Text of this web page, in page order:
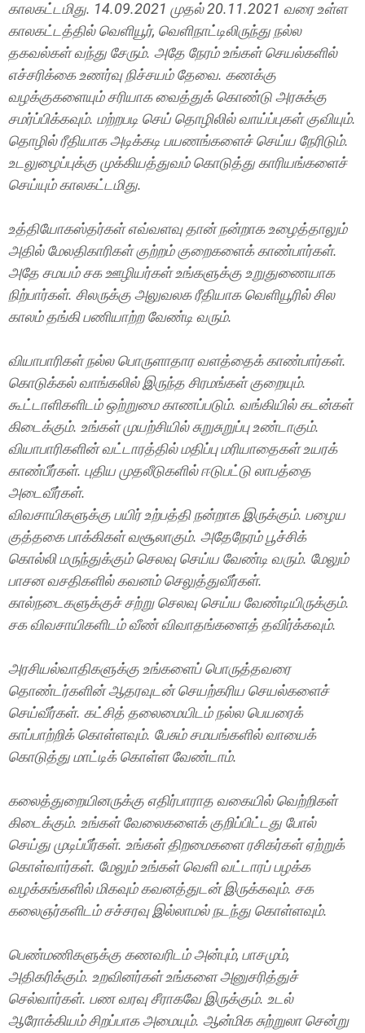
காலகட்டமிது. 14.09.2021 முதல் 20.11.2021 வரை உள்ள
காலகட்டத்தில் வெளியூர், வெளிநாட்டிலிருந்து நல்ல
தகவல்கள் வந்து சேரும். அதே நேரம் உங்கள் செயல்களில்
எச்சரிக்கை உணர்வு நிச்சயம் தேவை. கணக்கு
வழக்குகளையும் சரியாக வைத்துக் கொண்டு அரசுக்கு
சமர்ப்பிக்கவும். மற்றபடி செய் தொழிலில் வாய்ப்புகள் குவியும்.
தொழில் ரீதியாக அடிக்கடி பயணங்களைச் செய்ய நேரிடும்.
உடலுழைப்புக்கு முக்கியத்துவம் கொடுத்து காரியங்களைச்
செய்யும் காலகட்டமிது.
உத்தியோகஸ்தர்கள் எவ்வளவு தான் நன்றாக உழைத்தாலும்
அதில் மேலதிகாரிகள் குற்றம் குறைகளைக் காண்பார்கள்.
அதே சமயம் சக ஊழியர்கள் உங்களுக்கு உறுதுணையாக
நிற்பார்கள். சிலருக்கு அலுவலக ரீதியாக வெளியூரில் சில
காலம் தங்கி பணியாற்ற வேண்டி வரும்.
வியாபாரிகள் நல்ல பொருளாதார வளத்தைக் காண்பார்கள்.
கொடுக்கல் வாங்கலில் இருந்த சிரமங்கள் குறையும்.
கூட்டாளிகளிடம் ஒற்றுமை காணப்படும். வங்கியில் கடன்கள்
கிடைக்கும். உங்கள் முயற்சியில் சுறுசுறுப்பு உண்டாகும்.
வியாபாரிகளின் வட்டாரத்தில் மதிப்பு மரியாதைகள் உயரக்
காண்பீர்கள். புதிய முதலீடுகளில் ஈடுபட்டு லாபத்தை
அடைவீர்கள்.
விவசாயிகளுக்கு பயிர் உற்பத்தி நன்றாக இருக்கும். பழைய
குத்தகை பாக்கிகள் வசூலாகும். அதேநேரம் பூச்சிக்
கொல்லி மருந்துக்கும் செலவு செய்ய வேண்டி வரும். மேலும்
பாசன வசதிகளில் கவனம் செலுத்துவீர்கள்.
கால்நடைகளுக்குச் சற்று செலவு செய்ய வேண்டியிருக்கும்.
சக விவசாயிகளிடம் வீண் விவாதங்களைத் தவிர்க்கவும்.
அரசியல்வாதிகளுக்கு உங்களைப் பொருத்தவரை
தொண்டர்களின் ஆதரவுடன் செயற்கரிய செயல்களைச்
செய்வீர்கள். கட்சித் தலைமையிடம் நல்ல பெயரைக்
காப்பாற்றிக் கொள்ளவும். பேசும் சமயங்களில் வாயைக்
கொடுத்து மாட்டிக் கொள்ள வேண்டாம்.
கலைத்துறையினருக்கு எதிர்பாராத வகையில் வெற்றிகள்
கிடைக்கும். உங்கள் வேலைகளைக் குறிப்பிட்டது போல்
செய்து முடிப்பீர்கள். உங்கள் திறமைகளை ரசிகர்கள் ஏற்றுக்
கொள்வார்கள். மேலும் உங்கள் வெளி வட்டாரப் பழக்க
வழக்கங்களில் மிகவும் கவனத்துடன் இருக்கவும். சக
கலைஞர்களிடம் சச்சரவு இல்லாமல் நடந்து கொள்ளவும்.
பெண்மணிகளுக்கு கணவரிடம் அன்பும், பாசமும்,
அதிகரிக்கும். உறவினர்கள் உங்களை அனுசரித்துச்
செல்வார்கள். பண வரவு சீராகவே இருக்கும். உடல்
ஆரோக்கியம் சிறப்பாக அமையும். ஆன்மிக சுற்றுலா சென்று